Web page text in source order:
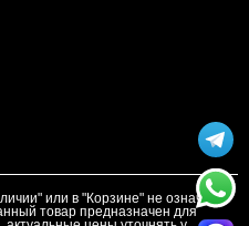
или в "Корзине" не означает
товар предназначен для